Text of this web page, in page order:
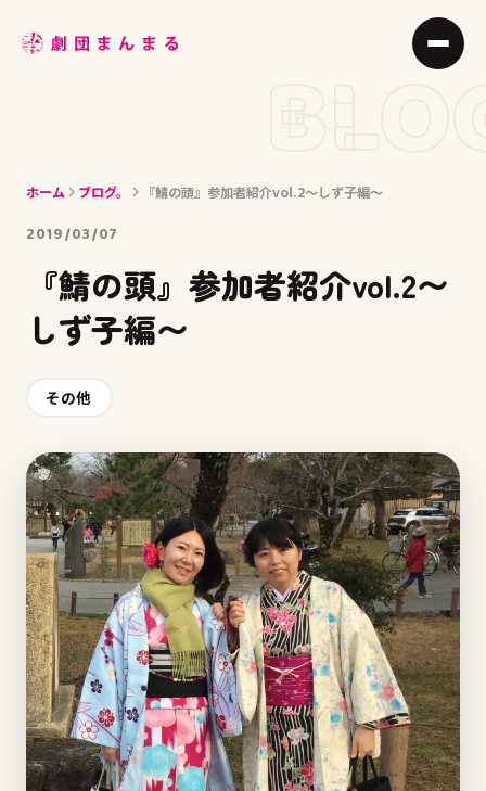
ABOUT
BLOG
ACCESS
ホーム ブログ。 『鯖の頭』参加者紹介vol.2〜しず子編〜
2019/03/07
『鯖の頭』参加者紹介vol.2〜
しず子編〜
その他